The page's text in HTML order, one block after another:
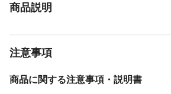
か陰干ししてくださ
ドライクリーニング
繊維の組成
厚地:ポリエステル
商品説明
注意事項
商品に関する注意事項・説明書